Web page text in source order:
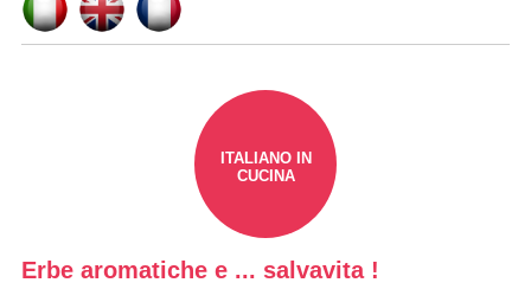
ITALIANO IN
CUCINA
Erbe aromatiche e ... salvavita !